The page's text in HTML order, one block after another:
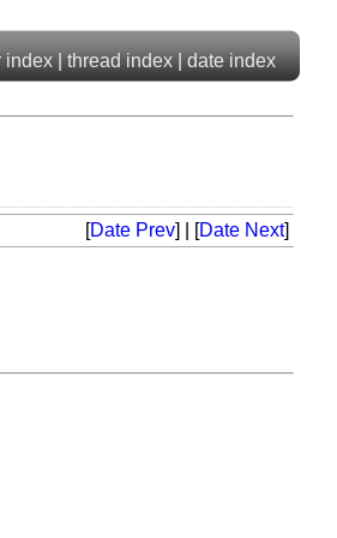
index|thread index|date index
[Date Prev] | [Date Next]